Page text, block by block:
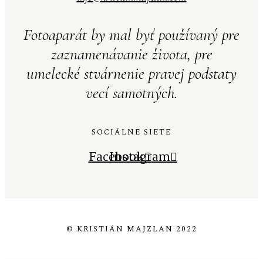
Fotoaparát by mal byť používaný pre
zaznamenávanie života, pre
umelecké stvárnenie pravej podstaty
vecí samotných.
SOCIÁLNE SIETE
Facebook
Instagram
© KRISTIÁN MAJZLAN 2022